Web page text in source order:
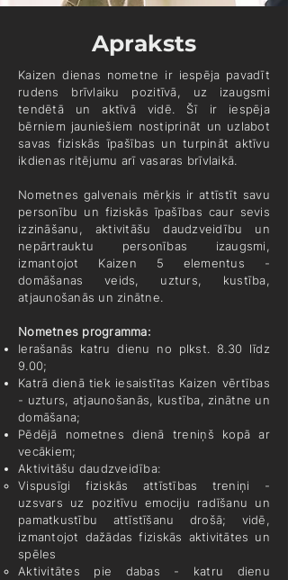
Apraksts
Kaizen dienas nometne ir iespēja pavadīt
rudens brīvlaiku pozitīvā, uz izaugsmi
tendētā un aktīvā vidē. Šī ir iespēja
bērniem jauniešiem nostiprināt un uzlabot
savas fiziskās īpašības un turpināt aktīvu
ikdienas ritējumu arī vasaras brīvlaikā.
Nometnes galvenais mērķis ir attīstīt savu
personību un fiziskās īpašības caur sevis
izzināšanu, aktivitāšu daudzveidību un
nepārtrauktu personības izaugsmi,
izmantojot Kaizen 5 elementus -
domāšanas veids, uzturs, kustība,
atjaunošanās un zinātne.
Nometnes programma:
Ierašanās katru dienu no plkst. 8.30 līdz
9.00;
Katrā dienā tiek iesaistītas Kaizen vērtības
- uzturs, atjaunošanās, kustība, zinātne un
domāšana;
Pēdējā nometnes dienā treniņš kopā ar
vecākiem;
Aktivitāšu daudzveidība:
Vispusīgi fiziskās attīstības treniņi -
uzsvars uz pozitīvu emociju radīšanu un
pamatkustību attīstīšanu drošā; vidē,
izmantojot dažādas fiziskās aktivitātes un
spēles
Aktivitātes pie dabas - katru dienu